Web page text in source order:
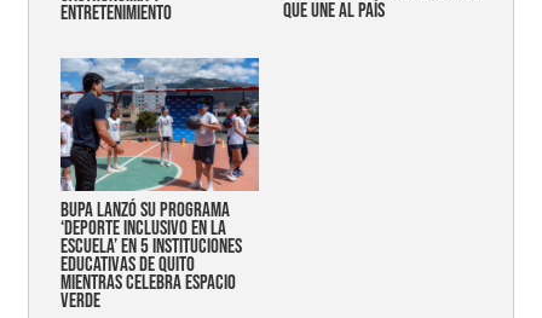
entretenimiento que une al país
Bupa lanzó su programa
‘Deporte Inclusivo en la
Escuela’ en 5 instituciones
educativas de Quito
mientras celebra espacio
verde